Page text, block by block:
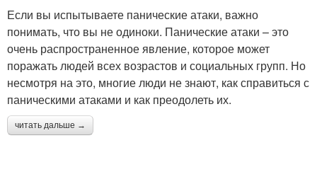
Если вы испытываете панические атаки, важно
понимать, что вы не одиноки. Панические атаки – это
очень распространенное явление, которое может
поражать людей всех возрастов и социальных групп. Но
несмотря на это, многие люди не знают, как справиться с
паническими атаками и как преодолеть их.
читать дальше →